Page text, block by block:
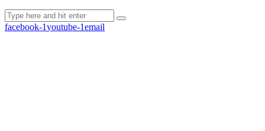
facebook-1youtube-1email